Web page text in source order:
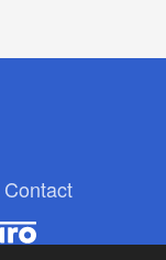
Contact